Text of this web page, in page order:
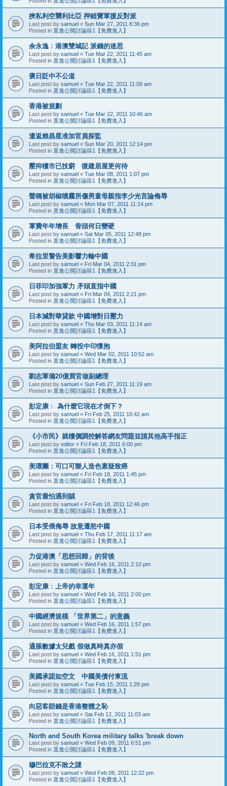
挾私利空襲利比亞 押錯寶軍援反對派
Last post by samuel « Sun Mar 27, 2011 8:36 pm
Posted in 直進公開討論區1【免費進入】
余永逸﹕港澳雙城記 派錢的迷思
Last post by samuel « Tue Mar 22, 2011 11:45 am
Posted in 直進公開討論區1【免費進入】
褒日貶中不公道
Last post by samuel « Tue Mar 22, 2011 11:09 am
Posted in 直進公開討論區1【免費進入】
香港被規劃
Last post by samuel « Tue Mar 22, 2011 10:46 am
Posted in 直進公開討論區1【免費進入】
遣返賴昌星准加官員探監
Last post by samuel « Sun Mar 20, 2011 12:14 pm
Posted in 直進公開討論區1【免費進入】
壓抑樓市已技窮 復建居屋更何待
Last post by samuel « Tue Mar 08, 2011 1:07 pm
Posted in 直進公開討論區1【免費進入】
聲稱被胡椒噴霧所傷男童母親指李少光言論侮辱
Last post by samuel « Mon Mar 07, 2011 11:14 pm
Posted in 直進公開討論區1【免費進入】
軍費年年增長 骨頭何日變硬
Last post by samuel « Sat Mar 05, 2011 12:48 pm
Posted in 直進公開討論區1【免費進入】
希拉里警告美影響力輸中國
Last post by samuel « Fri Mar 04, 2011 2:31 pm
Posted in 直進公開討論區1【免費進入】
日菲印加強軍力 矛頭直指中國
Last post by samuel « Fri Mar 04, 2011 2:21 pm
Posted in 直進公開討論區1【免費進入】
日本減對華貸款 中國增對日壓力
Last post by samuel « Thu Mar 03, 2011 11:14 am
Posted in 直進公開討論區1【免費進入】
美阿拉伯盟友 轉投中印懷抱
Last post by samuel « Wed Mar 02, 2011 10:52 am
Posted in 直進公開討論區1【免費進入】
劉志軍備20億買官做副總理
Last post by samuel « Sun Feb 27, 2011 11:19 am
Posted in 直進公開討論區1【免費進入】
彭定康﹕ 為什麼它現在才倒下？
Last post by samuel « Fri Feb 25, 2011 10:42 am
Posted in 直進公開討論區1【免費進入】
《小市民》就樓價調控解答網友問題並請其他高手指正
Last post by editor « Fri Feb 18, 2011 6:00 pm
Posted in 直進公開討論區1【免費進入】
美環團：可口可樂人造色素疑致癌
Last post by samuel « Fri Feb 18, 2011 1:45 pm
Posted in 直進公開討論區1【免費進入】
貪官最怕遇到賊
Last post by samuel « Fri Feb 18, 2011 12:46 pm
Posted in 直進公開討論區1【免費進入】
日本受俄侮辱 故意遷怒中國
Last post by samuel « Thu Feb 17, 2011 11:17 am
Posted in 直進公開討論區1【免費進入】
力促港澳「思想回歸」的背後
Last post by samuel « Wed Feb 16, 2011 2:10 pm
Posted in 直進公開討論區1【免費進入】
彭定康﹕上帝的幸運年
Last post by samuel « Wed Feb 16, 2011 2:00 pm
Posted in 直進公開討論區1【免費進入】
中國經濟規模 「世界第二」的意義
Last post by samuel « Wed Feb 16, 2011 1:57 pm
Posted in 直進公開討論區1【免費進入】
通脹數據太兒戲 假做真時真亦假
Last post by samuel « Wed Feb 16, 2011 1:51 pm
Posted in 直進公開討論區1【免費進入】
美國承諾如空文 中國美債付東流
Last post by samuel « Tue Feb 15, 2011 1:28 pm
Posted in 直進公開討論區1【免費進入】
向惡客賠錢是香港整體之恥
Last post by samuel « Sat Feb 12, 2011 11:03 am
Posted in 直進公開討論區1【免費進入】
North and South Korea military talks 'break down
Last post by samuel « Wed Feb 09, 2011 6:51 pm
Posted in 直進公開討論區1【免費進入】
穆巴拉克不敗之謎
Last post by samuel « Wed Feb 09, 2011 12:22 pm
Posted in 直進公開討論區1【免費進入】